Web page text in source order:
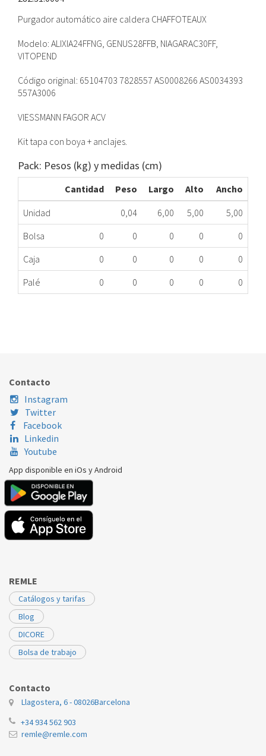
Purgador automático aire caldera CHAFFOTEAUX
Modelo: ALIXIA24FFNG, GENUS28FFB, NIAGARAC30FF,
VITOPEND
Código original: 65104703 7828557 AS0008266 AS0034393
557A3006
VIESSMANN FAGOR ACV
Kit tapa con boya + anclajes.
Pack: Pesos (kg) y medidas (cm)
Cantidad Peso Largo Alto
Ancho
Unidad
0,04 6,00 5,00
5,00
Bolsa
0 0 0 0
0
Caja
0 0 0 0
0
Palé
0 0 0 0 0
CHAFFOTEAUX
CHAFFOTEAUX
Contacto
Instagram
Twitter
Facebook
Linkedin
Youtube
App disponible en iOs y Android
REMLE
Catálogos y tarifas
Blog
DICORE
Bolsa de trabajo
Contacto
Llagostera, 6 - 08026Barcelona
+34 934 562 903
remle@remle.com